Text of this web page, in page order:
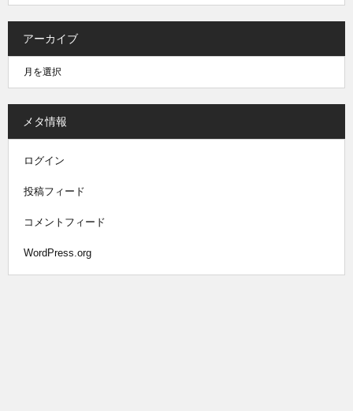
アーカイブ
メタ情報
ログイン
投稿フィード
コメントフィード
WordPress.org